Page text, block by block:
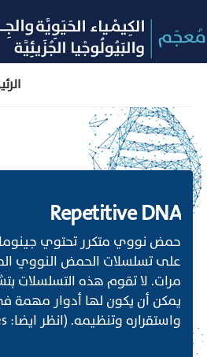
Repetitive DNA
حمض نووي متكرر تحتوي
على تسلسلات الحمض النووي
مرات. لا تقوم هذه التسلسلات
يمكن أن يكون لها أدوار مهمة
واستقراره وتنظيمه. (انظر ايضا: Genes of Eukaryotes